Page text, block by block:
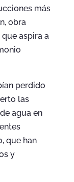
más
obra
aspira a
perdido
las
agua en
que han
y